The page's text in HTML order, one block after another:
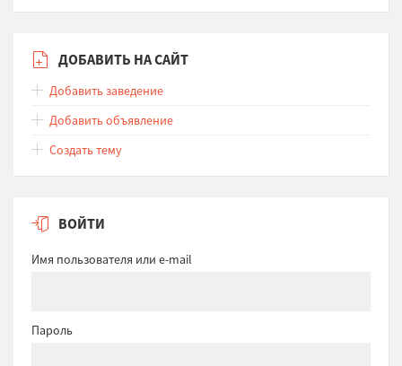
ДОБАВИТЬ НА САЙТ
Добавить заведение
Добавить объявление
Создать тему
ВОЙТИ
Имя пользователя или e-mail
Пароль